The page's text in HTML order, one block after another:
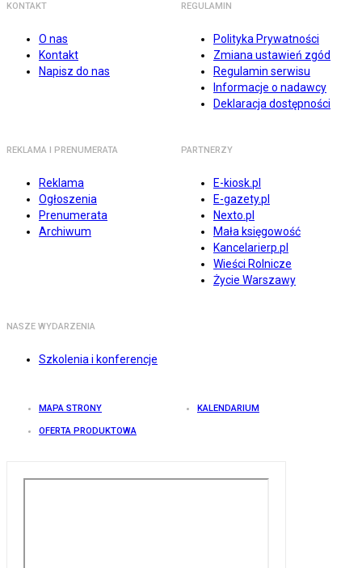
KONTAKT
O nas
Kontakt
Napisz do nas
REGULAMIN
Polityka Prywatności
Zmiana ustawień zgód
Regulamin serwisu
Informacje o nadawcy
Deklaracja dostępności
REKLAMA I PRENUMERATA
Reklama
Ogłoszenia
Prenumerata
Archiwum
PARTNERZY
E-kiosk.pl
E-gazety.pl
Nexto.pl
Mała księgowość
Kancelarierp.pl
Wieści Rolnicze
Życie Warszawy
NASZE WYDARZENIA
Szkolenia i konferencje
MAPA STRONY KALENDARIUM
OFERTA PRODUKTOWA